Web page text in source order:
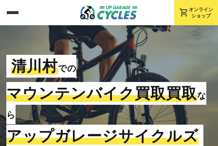
shopping_cart オンライン
ショップ
清川村での
マウンテンバイク買取買取な
ら
アップガレージサイクルズ